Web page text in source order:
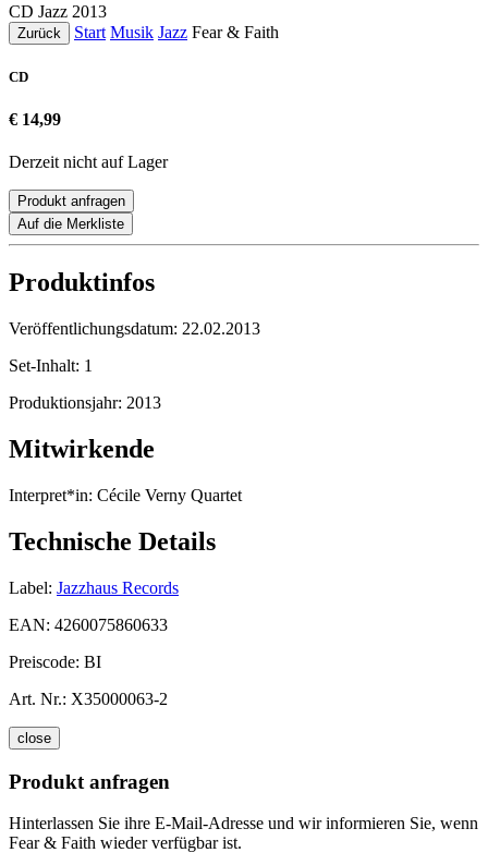
CD Jazz 2013
Zurück Start Musik Jazz Fear & Faith
CD
€ 14,99
Derzeit nicht auf Lager
Produkt anfragen
Auf die Merkliste
Produktinfos
Veröffentlichungsdatum: 22.02.2013
Set-Inhalt: 1
Produktionsjahr: 2013
Mitwirkende
Interpret*in: Cécile Verny Quartet
Technische Details
Label: Jazzhaus Records
EAN: 4260075860633
Preiscode: BI
Art. Nr.: X35000063-2
close
Produkt anfragen
Hinterlassen Sie ihre E-Mail-Adresse und wir informieren Sie, wenn
Fear & Faith wieder verfügbar ist.